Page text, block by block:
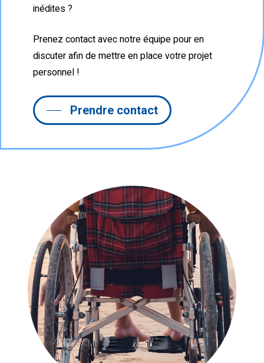
inédites ?
Prenez contact avec notre équipe pour en
discuter afin de mettre en place votre projet
personnel !
Prendre contact